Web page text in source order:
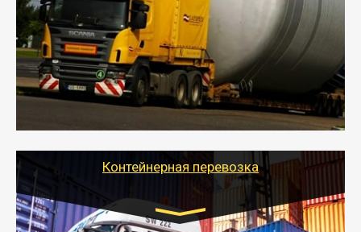
- Перевозка техники и негабаритных грузов
осуществляется после получения разрешения на
перевозку (обычно 7-14 дней).
- Тайгер Логистик в короткие сроки поможет вам
качественно и безопасно перевезти негабаритные
грузы по всей России тралом, манипулятором и
другим транспортом и подобрать оптимальный
Контейнерная перевозка